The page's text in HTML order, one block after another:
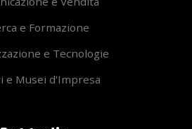
e Formazione
e Tecnologie
e Musei d'Impresa